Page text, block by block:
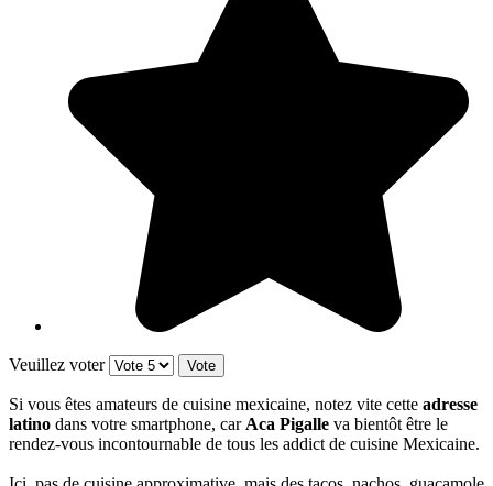
Veuillez voter
Si vous êtes amateurs de cuisine mexicaine, notez vite cette adresse
latino dans votre smartphone, car Aca Pigalle va bientôt être le
rendez-vous incontournable de tous les addict de cuisine Mexicaine.